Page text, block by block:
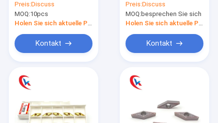
Karbid-Mahlen fügt
Edelstahl-Vollenden
ein
Preis:Discuss
MOQ:10pcs
Kontakt
Beschichtung für
Stahlteile
Preis:Discuss
MOQ:besprechen Sie sich
Kontakt